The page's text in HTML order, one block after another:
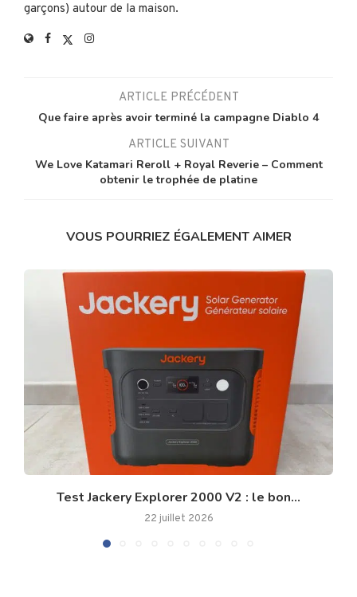
garçons) autour de la maison.
ARTICLE PRÉCÉDENT
Que faire après avoir terminé la campagne Diablo 4
ARTICLE SUIVANT
We Love Katamari Reroll + Royal Reverie – Comment
obtenir le trophée de platine
VOUS POURRIEZ ÉGALEMENT AIMER
Test Jackery Explorer 2000 V2 : le bon...
22 juillet 2026